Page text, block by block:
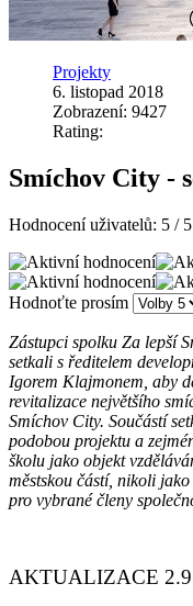
Projekty
6. listopad 2018
Zobrazení: 9427
Rating:
Smíchov City -
Hodnocení uživatelů: 5 / 5
Hodnoťte prosím
Zástupci spolku Za lepší
setkali s ředitelem
Igorem Klajmonem, aby
revitalizace největšího
Smíchov City. Součástí
podobou projektu a
školu jako objekt
městskou částí, nikoli
pro vybrané členy
AKTUALIZACE